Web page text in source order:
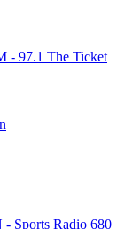
- 97.1 The Ticket
Sports Radio 680